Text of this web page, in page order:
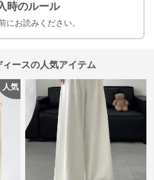
時のルール
にお読みください。
ースの人気アイテム
人気